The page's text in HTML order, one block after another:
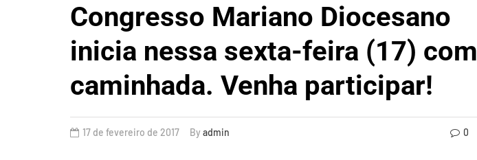
Congresso Mariano Diocesano
inicia nessa sexta-feira (17) com
caminhada. Venha participar!
17 de fevereiro de 2017 By admin 0